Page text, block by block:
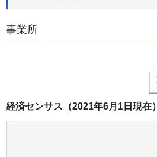
事業所
経済センサス（2021年6月1日現在）